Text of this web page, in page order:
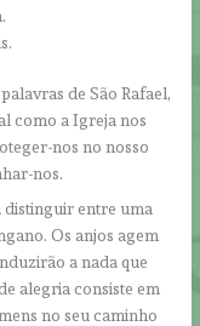
de São Rafael,
como a Igreja nos
nos no nosso
nos.
entre uma
Os anjos agem
a nada que
alegria consiste em
no seu caminho